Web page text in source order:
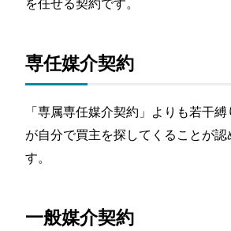
専任媒介契約
「専属専任媒介契約」よりも若干
が自分で買主を探してくることが認
す。
一般媒介契約